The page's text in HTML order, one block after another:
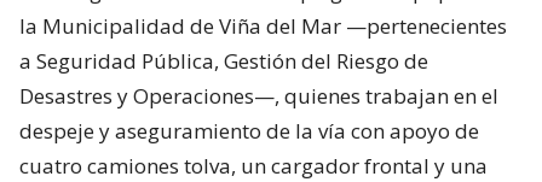
la Municipalidad de Viña del Mar —pertenecientes
a Seguridad Pública, Gestión del Riesgo de
Desastres y Operaciones—, quienes trabajan en el
despeje y aseguramiento de la vía con apoyo de
cuatro camiones tolva, un cargador frontal y una